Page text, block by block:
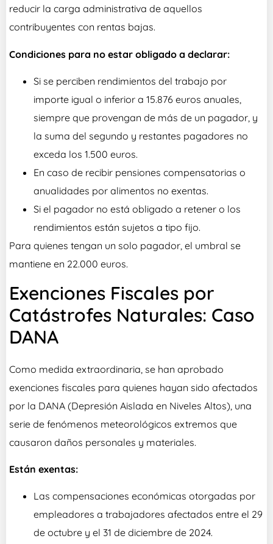
reducir la carga administrativa de aquellos
contribuyentes con rentas bajas.
Condiciones para no estar obligado a declarar:
Si se perciben rendimientos del trabajo por
importe igual o inferior a 15.876 euros anuales,
siempre que provengan de más de un pagador, y
la suma del segundo y restantes pagadores no
exceda los 1.500 euros.
En caso de recibir pensiones compensatorias o
anualidades por alimentos no exentas.
Si el pagador no está obligado a retener o los
rendimientos están sujetos a tipo fijo.
Para quienes tengan un solo pagador, el umbral se
mantiene en 22.000 euros.
Exenciones Fiscales por
Catástrofes Naturales: Caso
DANA
Como medida extraordinaria, se han aprobado
exenciones fiscales para quienes hayan sido afectados
por la DANA (Depresión Aislada en Niveles Altos), una
serie de fenómenos meteorológicos extremos que
causaron daños personales y materiales.
Están exentas:
Las compensaciones económicas otorgadas por
empleadores a trabajadores afectados entre el 29
de octubre y el 31 de diciembre de 2024.